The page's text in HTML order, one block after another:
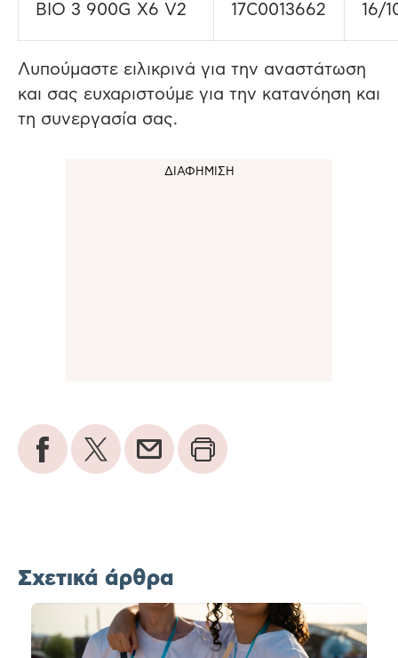
BIO 3 900G X6 V2
17C0013662 16/
Λυπούμαστε ειλικρινά για την αναστάτωση
και σας ευχαριστούμε για την κατανόηση και
τη συνεργασία σας.
Σχετικά άρθρα